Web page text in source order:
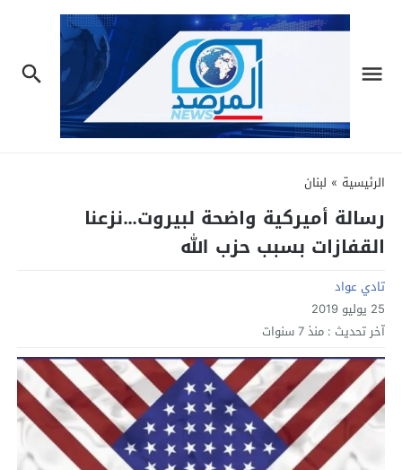
الرئيسية » لبنان
رسالة أميركية واضحة لبيروت…نزعنا
القفازات بسبب حزب الله
تادي عواد
25 يوليو 2019
آخر تحديث : منذ 7 سنوات